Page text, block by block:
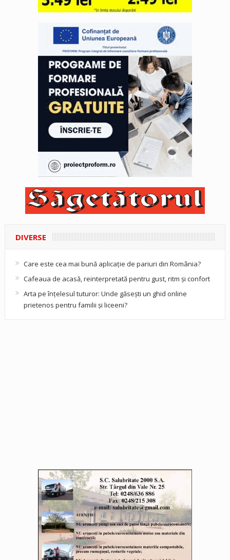
DIVERSE
Care este cea mai bună aplicație de pariuri din România?
Cafeaua de acasă, reinterpretată pentru gust, ritm și confort
Arta pe înțelesul tuturor: Unde găsești un ghid online
prietenos pentru familii și liceeni?